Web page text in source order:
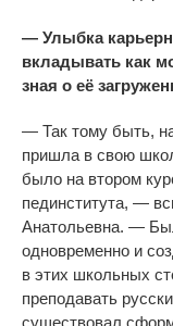
— Улыбка
вкладывать как
зная о её
— Так тому быть,
пришла в свою
было на втором
пединститута, —
Анатольевна. —
одновременно и
в этих школьных
преподавать